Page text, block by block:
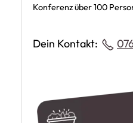
Konferenz über 100
Dein Kontakt: